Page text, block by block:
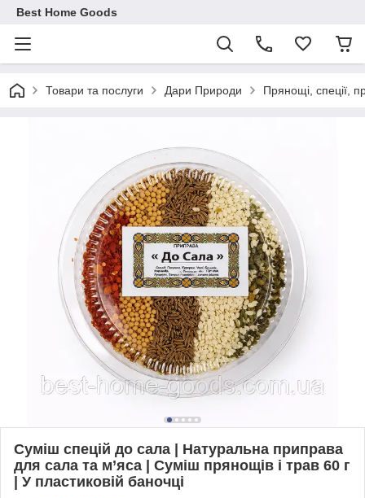
Best Home Goods
Товари та послуги Дари Природи Прянощі, спеції,
Суміш спецій до сала | Натуральна приправа
для сала та м’яса | Суміш прянощів і трав 60 г
| У пластиковій баночці